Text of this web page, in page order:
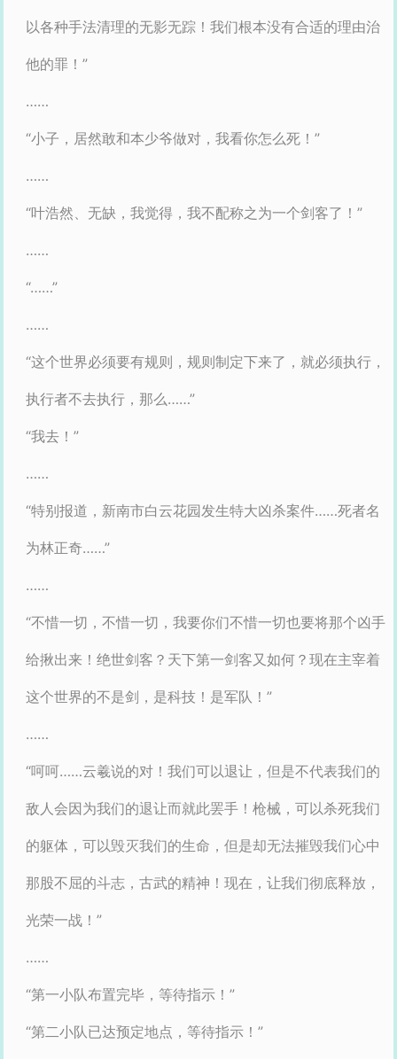
以各种手法清理的无影无踪！我们根本没有合适的理由治
他的罪！”
……
“小子，居然敢和本少爷做对，我看你怎么死！”
……
“叶浩然、无缺，我觉得，我不配称之为一个剑客了！”
……
“……”
……
“这个世界必须要有规则，规则制定下来了，就必须执行，
执行者不去执行，那么……”
“我去！”
……
“特别报道，新南市白云花园发生特大凶杀案件……死者名
为林正奇……”
……
“不惜一切，不惜一切，我要你们不惜一切也要将那个凶手
给揪出来！绝世剑客？天下第一剑客又如何？现在主宰着
这个世界的不是剑，是科技！是军队！”
……
“呵呵……云羲说的对！我们可以退让，但是不代表我们的
敌人会因为我们的退让而就此罢手！枪械，可以杀死我们
的躯体，可以毁灭我们的生命，但是却无法摧毁我们心中
那股不屈的斗志，古武的精神！现在，让我们彻底释放，
光荣一战！”
……
“第一小队布置完毕，等待指示！”
“第二小队已达预定地点，等待指示！”